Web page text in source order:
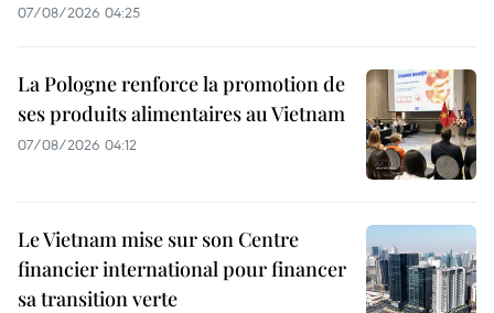
07/08/2026 04:25
La Pologne renforce la promotion de
ses produits alimentaires au Vietnam
07/08/2026 04:12
Le Vietnam mise sur son Centre
financier international pour financer
sa transition verte